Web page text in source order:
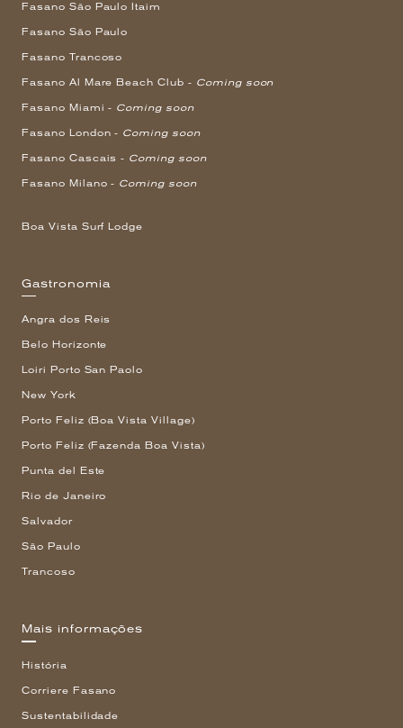
Fasano São Paulo Itaim
Fasano São Paulo
Fasano Trancoso
Fasano Al Mare Beach Club - Coming soon
Fasano Miami - Coming soon
Fasano London - Coming soon
Fasano Cascais - Coming soon
Fasano Milano - Coming soon
Boa Vista Surf Lodge
Gastronomia
Angra dos Reis
Belo Horizonte
Loiri Porto San Paolo
New York
Porto Feliz (Boa Vista Village)
Porto Feliz (Fazenda Boa Vista)
Punta del Este
Rio de Janeiro
Salvador
São Paulo
Trancoso
Mais informações
História
Corriere Fasano
Sustentabilidade